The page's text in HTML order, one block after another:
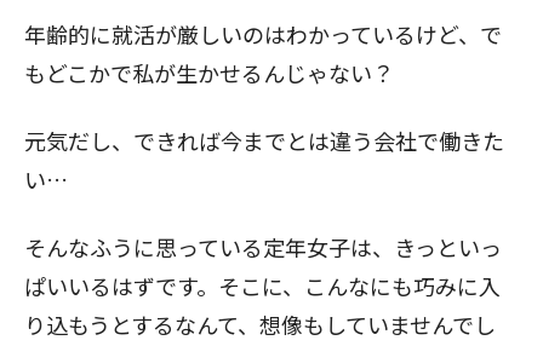
年齢的に就活が厳しいのはわかっているけど、で
もどこかで私が生かせるんじゃない？
元気だし、できれば今までとは違う会社で働きた
い…
そんなふうに思っている定年女子は、きっといっ
ぱいいるはずです。そこに、こんなにも巧みに入
り込もうとするなんて、想像もしていませんでし